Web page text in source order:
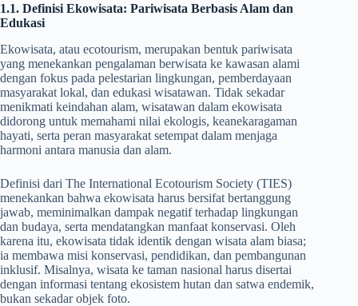
1.1. Definisi Ekowisata: Pariwisata Berbasis Alam dan
Edukasi
Ekowisata, atau ecotourism, merupakan bentuk pariwisata
yang menekankan pengalaman berwisata ke kawasan alami
dengan fokus pada pelestarian lingkungan, pemberdayaan
masyarakat lokal, dan edukasi wisatawan. Tidak sekadar
menikmati keindahan alam, wisatawan dalam ekowisata
didorong untuk memahami nilai ekologis, keanekaragaman
hayati, serta peran masyarakat setempat dalam menjaga
harmoni antara manusia dan alam.
Definisi dari The International Ecotourism Society (TIES)
menekankan bahwa ekowisata harus bersifat bertanggung
jawab, meminimalkan dampak negatif terhadap lingkungan
dan budaya, serta mendatangkan manfaat konservasi. Oleh
karena itu, ekowisata tidak identik dengan wisata alam biasa;
ia membawa misi konservasi, pendidikan, dan pembangunan
inklusif. Misalnya, wisata ke taman nasional harus disertai
dengan informasi tentang ekosistem hutan dan satwa endemik,
bukan sekadar objek foto.